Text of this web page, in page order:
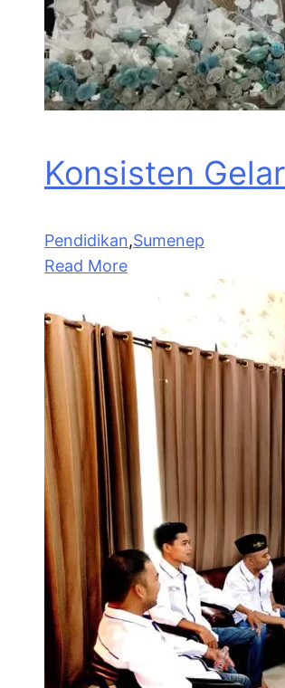
Konsisten
Pendidikan,Sumenep
Read More